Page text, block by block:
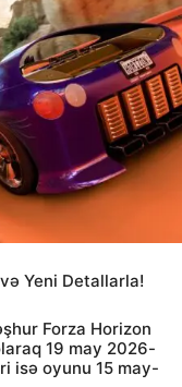
Yeni Detallarla!
Forza Horizon
19 may 2026-
isə oyunu 15 may-